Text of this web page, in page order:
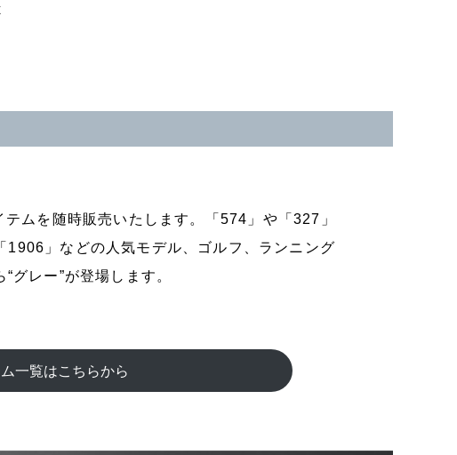
ムを随時販売いたします。「574」や「327」
」などの人気モデル、ゴルフ、ランニング
グレー”が登場します。
一覧はこちらから